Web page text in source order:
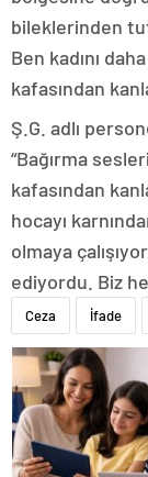
bileklerinden
Ben kadını
kafasından
Ş.G. adlı
“Bağırma
kafasından
hocayı
olmaya
ediyordu. Biz
Ceza İfade